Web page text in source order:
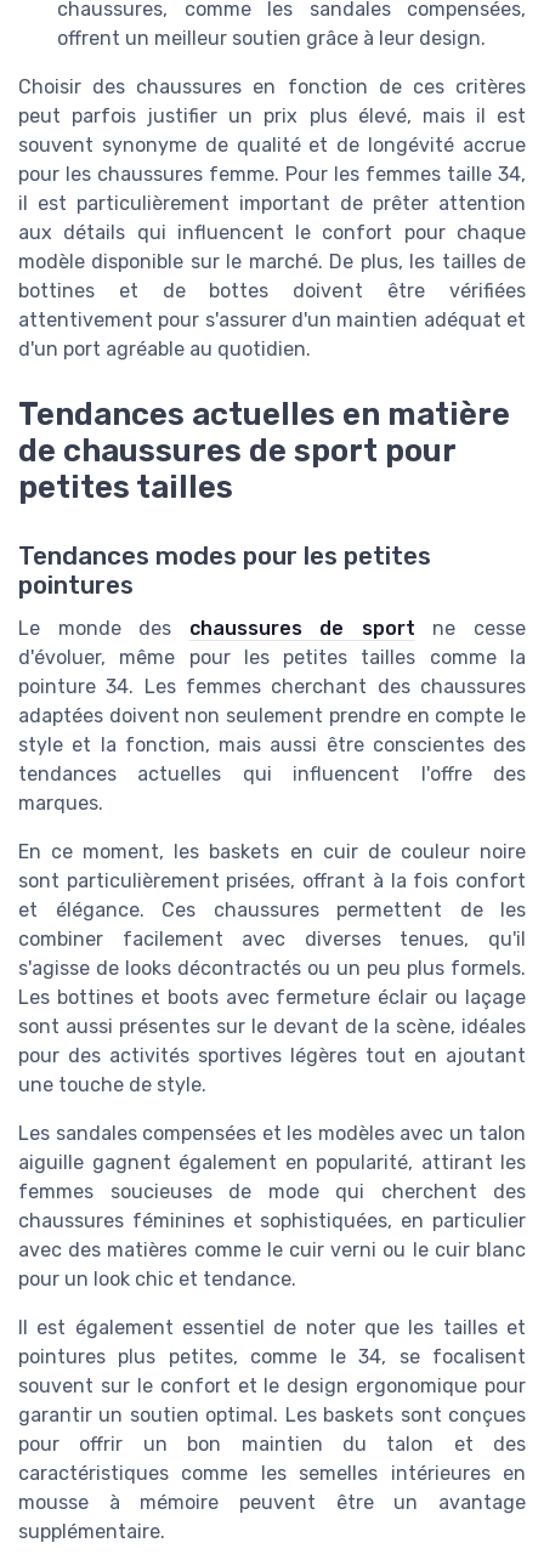
chaussures, comme les sandales compensées,
offrent un meilleur soutien grâce à leur design.
Choisir des chaussures en fonction de ces critères
peut parfois justifier un prix plus élevé, mais il est
souvent synonyme de qualité et de longévité accrue
pour les chaussures femme. Pour les femmes taille 34,
il est particulièrement important de prêter attention
aux détails qui influencent le confort pour chaque
modèle disponible sur le marché. De plus, les tailles de
bottines et de bottes doivent être vérifiées
attentivement pour s'assurer d'un maintien adéquat et
d'un port agréable au quotidien.
Tendances actuelles en matière
de chaussures de sport pour
petites tailles
Tendances modes pour les petites
pointures
Le monde des chaussures de sport ne cesse
d'évoluer, même pour les petites tailles comme la
pointure 34. Les femmes cherchant des chaussures
adaptées doivent non seulement prendre en compte le
style et la fonction, mais aussi être conscientes des
tendances actuelles qui influencent l'offre des
marques.
En ce moment, les baskets en cuir de couleur noire
sont particulièrement prisées, offrant à la fois confort
et élégance. Ces chaussures permettent de les
combiner facilement avec diverses tenues, qu'il
s'agisse de looks décontractés ou un peu plus formels.
Les bottines et boots avec fermeture éclair ou laçage
sont aussi présentes sur le devant de la scène, idéales
pour des activités sportives légères tout en ajoutant
une touche de style.
Les sandales compensées et les modèles avec un talon
aiguille gagnent également en popularité, attirant les
femmes soucieuses de mode qui cherchent des
chaussures féminines et sophistiquées, en particulier
avec des matières comme le cuir verni ou le cuir blanc
pour un look chic et tendance.
Il est également essentiel de noter que les tailles et
pointures plus petites, comme le 34, se focalisent
souvent sur le confort et le design ergonomique pour
garantir un soutien optimal. Les baskets sont conçues
pour offrir un bon maintien du talon et des
caractéristiques comme les semelles intérieures en
mousse à mémoire peuvent être un avantage
supplémentaire.